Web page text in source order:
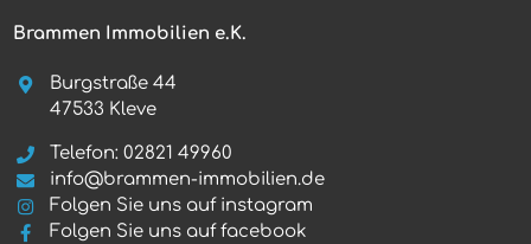
Brammen Immobilien e.K.
Burgstraße 44
47533 Kleve
Telefon: 02821 49960
info@brammen-immobilien.de
Folgen Sie uns auf instagram
Folgen Sie uns auf facebook